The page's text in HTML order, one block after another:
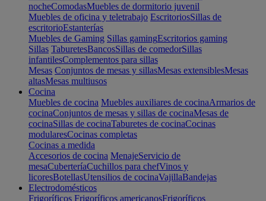
nocheComodasMuebles de dormitorio juvenil
Muebles de oficina y teletrabajo EscritoriosSillas de
escritorioEstanterías
Muebles de Gaming Sillas gamingEscritorios gaming
Sillas TaburetesBancosSillas de comedorSillas
infantilesComplementos para sillas
Mesas Conjuntos de mesas y sillasMesas extensiblesMesas
altasMesas multiusos
Cocina
Muebles de cocina Muebles auxiliares de cocinaArmarios de
cocinaConjuntos de mesas y sillas de cocinaMesas de
cocinaSillas de cocinaTaburetes de cocinaCocinas
modularesCocinas completas
Cocinas a medida
Accesorios de cocina MenajeServicio de
mesaCuberteríaCuchillos para chefVinos y
licoresBotellasUtensilios de cocinaVajillaBandejas
Electrodomésticos
Frigoríficos Frigoríficos americanosFrigoríficos